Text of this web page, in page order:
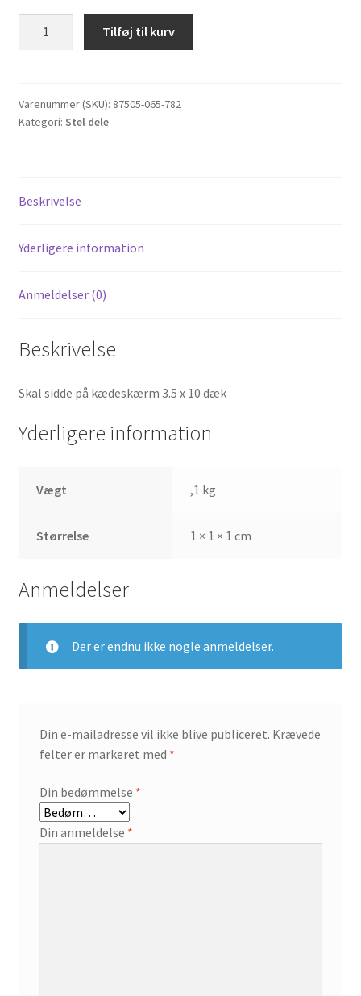
Honda
Dax
Tilføj til kurv
Varenummer (SKU): 87505-065-782
Kategori: Stel dele
Beskrivelse
Yderligere information
Anmeldelser (0)
Beskrivelse
Skal sidde på kædeskærm 3.5 x 10 dæk
Yderligere information
Vægt ,1 kg
Størrelse 1 × 1 × 1 cm
Anmeldelser
Der er endnu ikke nogle anmeldelser.
Din e-mailadresse vil ikke blive publiceret. Krævede
felter er markeret med *
Din bedømmelse *
Din anmeldelse *